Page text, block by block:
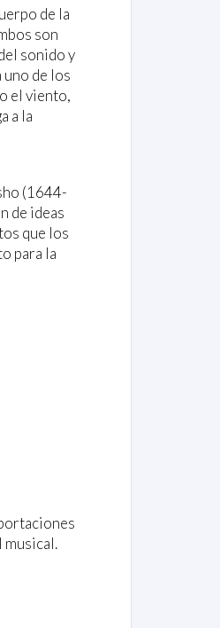
de la
son
sonido y
uno de los
el viento,
a la
(1644-
de ideas
que los
para la
musical.